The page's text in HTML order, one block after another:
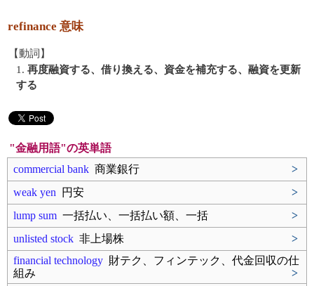
refinance 意味
【動詞】
1. 再度融資する、借り換える、資金を補充する、融資を更新
する
"金融用語"の英単語
commercial bank 商業銀行
>
weak yen 円安
>
lump sum 一括払い、一括払い額、一括
>
unlisted stock 非上場株
>
financial technology 財テク、フィンテック、代金回収の仕
組み
>